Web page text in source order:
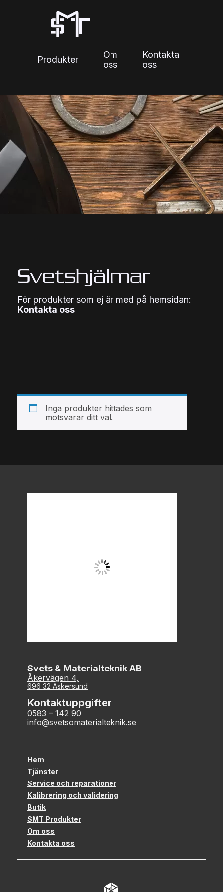
Produkter
Om
oss
Kontakta
oss
Svetshjälmar
För produkter som ej är med på hemsidan:
Kontakta oss
Inga produkter hittades som
motsvarar ditt val.
Svets & Materialteknik AB
Åkervägen 4,
696 32 Askersund
Kontaktuppgifter
0583 – 142 90
info@svetsomaterialteknik.se
Hem
Tjänster
Service och reparationer
Kalibrering och validering
Butik
SMT Produkter
Om oss
Kontakta oss